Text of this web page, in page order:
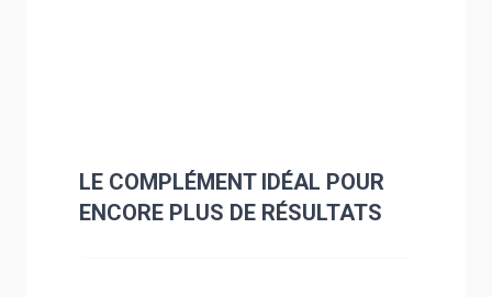
LE COMPLÉMENT IDÉAL POUR
ENCORE PLUS DE RÉSULTATS